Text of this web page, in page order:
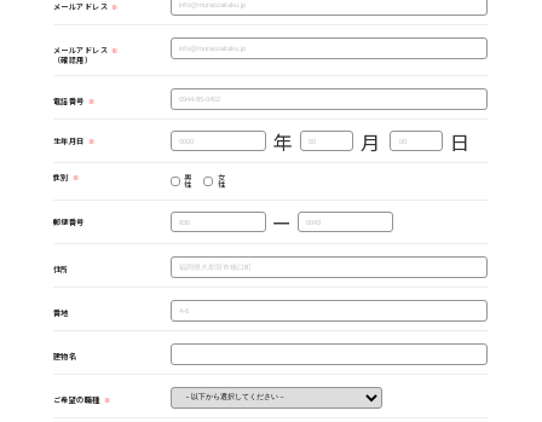
メールアドレス
メールアドレス
（確認用）
電話番号
生年月日 年 月 日
性別 男
性
女
性
郵便番号 ー
住所
番地
建物名
ご希望の職種